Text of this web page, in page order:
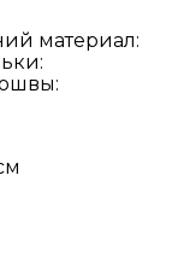
материал: